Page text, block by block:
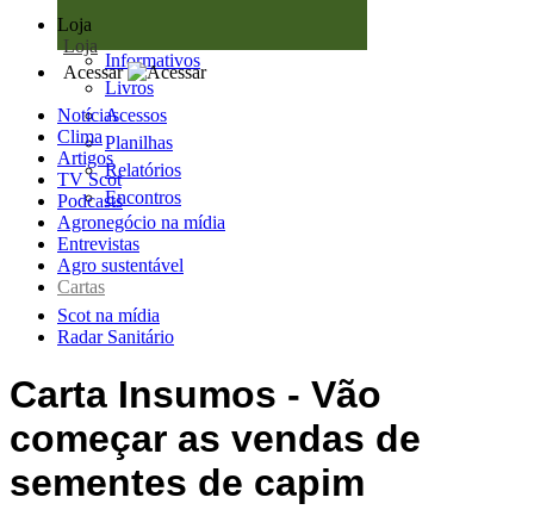
Loja
Loja
Informativos
Livros
Acessos
Planilhas
Relatórios
Encontros
Acessar
Notícias
Clima
Artigos
TV Scot
Podcasts
Agronegócio na mídia
Entrevistas
Agro sustentável
Cartas
Scot na mídia
Radar Sanitário
Carta Insumos - Vão
começar as vendas de
sementes de capim